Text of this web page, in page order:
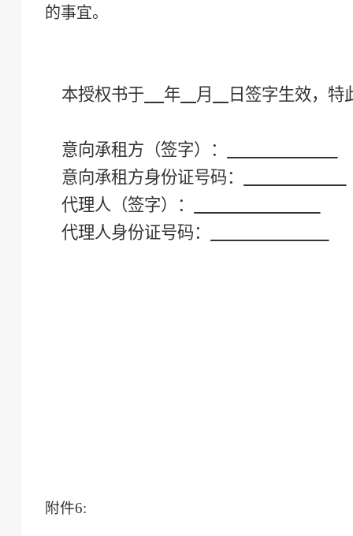
的事宜。
本授权书于 年 月 日签字生效，特
意向承租方 （签字）：
意向承租方身份证号码：
代理人（签字）：
代理人身份证号码：
附件6: